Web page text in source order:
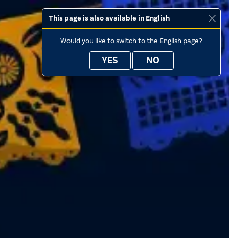
This page is also available in English
Would you like to switch to the English page?
YES NO